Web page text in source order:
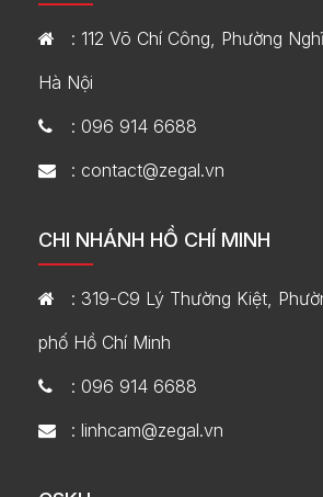
: 112 Võ Chí Công, Phường
Hà Nội
: 096 914 6688
: contact@zegal.vn
CHI NHÁNH HỒ CHÍ MINH
: 319-C9 Lý Thường Kiệt,
phố Hồ Chí Minh
: 096 914 6688
: linhcam@zegal.vn